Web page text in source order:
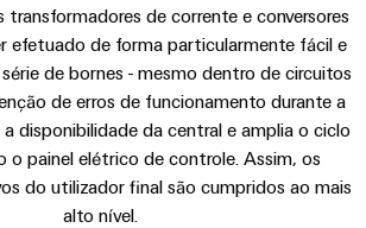
versão conectável
pré-montadas de acordo com TAB
de corrente e conversores
efetuado de forma particularmente fácil e
de bornes - mesmo dentro de circuitos
de erros de funcionamento durante a
disponibilidade da central e amplia o ciclo
o painel elétrico de controle. Assim, os
do utilizador final são cumpridos ao mais
alto nível.